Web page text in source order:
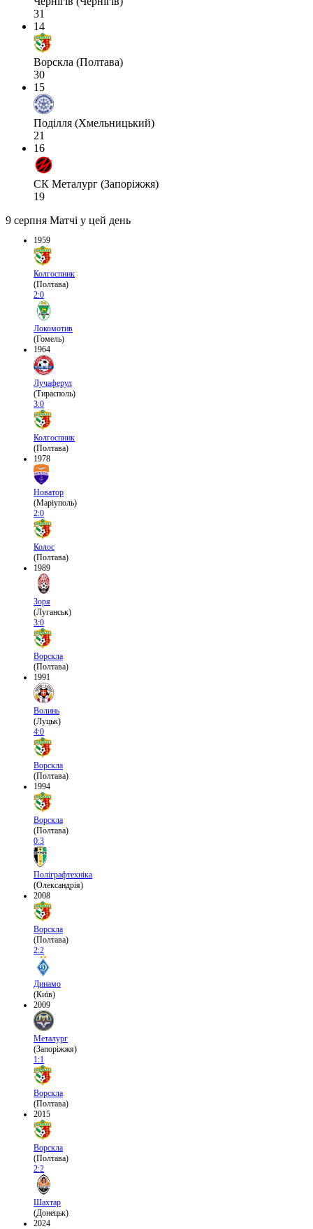
31
14
Ворскла (Полтава)
30
15
Поділля (Хмельницький)
21
16
СК Металург (Запоріжжя)
19
9 серпня Матчі у цей день
1959
Колгоспник
(Полтава)
2:0
Локомотив
(Гомель)
1964
Лучаферул
(Тирасполь)
3:0
Колгоспник
(Полтава)
1978
Новатор
(Маріуполь)
2:0
Колос
(Полтава)
1989
Зоря
(Луганськ)
3:0
Ворскла
(Полтава)
1991
Волинь
(Луцьк)
4:0
Ворскла
(Полтава)
1994
Ворскла
(Полтава)
0:3
Поліграфтехніка
(Олександрія)
2008
Ворскла
(Полтава)
2:2
Динамо
(Київ)
2009
Металург
(Запоріжжя)
1:1
Ворскла
(Полтава)
2015
Ворскла
(Полтава)
2:2
Шахтар
(Донецьк)
2024